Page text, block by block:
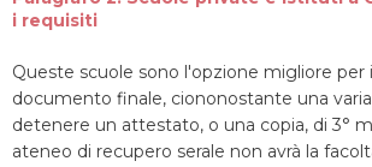
i requisiti
Queste scuole sono l'opzione migliore per
documento finale, ciononostante una
detenere un attestato, o una copia, di 3°
ateneo di recupero serale non avrà la